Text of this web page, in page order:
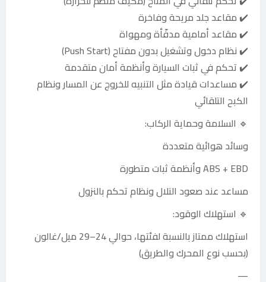
✔️ مقاعد جلد مريحة وفاخرة
✔️ مقاعد أمامية مدفّأة ومهواة
✔️ نظام دخول وتشغيل بدون مفتاح (Push Start)
✔️ تحكم في ثبات السيارة وأنظمة أمان متقدمة
✔️ مساعدات قيادة مثل التنبيه للخروج عن المسار ونظام
الكبح التلقائي
🔹 السلامة وحماية الركاب:
وسائد هوائية متعددة
ABS + EBD وأنظمة ثبات متطورة
مساعد عند صعود التلال ونظام تحكم بالنزول
🔹 استهلاك الوقود:
استهلاك ممتاز بالنسبة لفئتها، حوالي 24–29 ميل/غالون
(بحسب نوع المحرك والطريق)
—